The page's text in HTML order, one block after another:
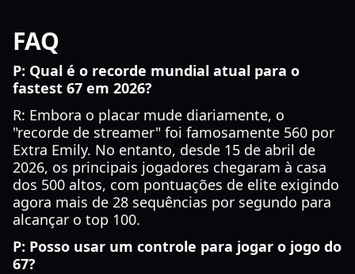
FAQ
P: Qual é o recorde mundial atual para o
fastest 67 em 2026?
R: Embora o placar mude diariamente, o
"recorde de streamer" foi famosamente 560 por
Extra Emily. No entanto, desde 15 de abril de
2026, os principais jogadores chegaram à casa
dos 500 altos, com pontuações de elite exigindo
agora mais de 28 sequências por segundo para
alcançar o top 100.
P: Posso usar um controle para jogar o jogo do
67?